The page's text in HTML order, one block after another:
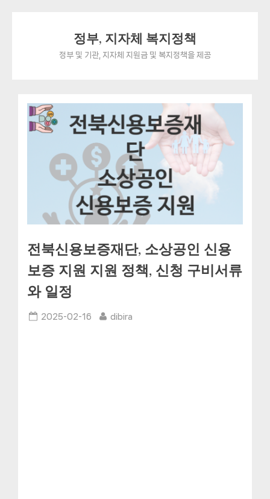
정부, 지자체 복지정책
정부 및 기관, 지자체 지원금 및 복지정책을 제공
전북신용보증재단, 소상공인 신용
보증 지원 지원 정책, 신청 구비서류
와 일정
Posted
2025-02-16 By
dibira